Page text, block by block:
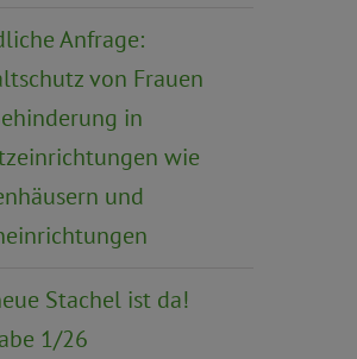
Anfrage:
von Frauen
in
wie
und
Stachel ist da!
1/26